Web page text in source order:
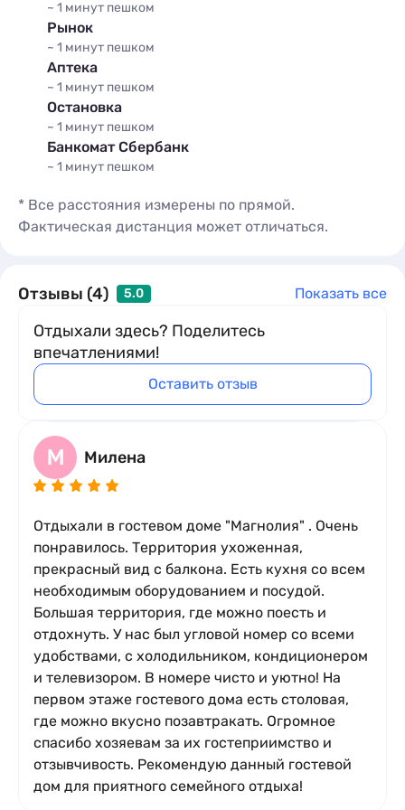
~ 1 минут пешком
Рынок
~ 1 минут пешком
Аптека
~ 1 минут пешком
Остановка
~ 1 минут пешком
Банкомат Сбербанк
~ 1 минут пешком
* Все расстояния измерены по прямой.
Фактическая дистанция может отличаться.
Отзывы (4) 5.0 Показать все
Отдыхали здесь? Поделитесь
впечатлениями!
Оставить отзыв
М Милена
Отдыхали в гостевом доме "Магнолия" . Очень
понравилось. Территория ухоженная,
прекрасный вид с балкона. Есть кухня со всем
необходимым оборудованием и посудой.
Большая территория, где можно поесть и
отдохнуть. У нас был угловой номер со всеми
удобствами, с холодильником, кондиционером
и телевизором. В номере чисто и уютно! На
первом этаже гостевого дома есть столовая,
где можно вкусно позавтракать. Огромное
спасибо хозяевам за их гостеприимство и
отзывчивость. Рекомендую данный гостевой
дом для приятного семейного отдыха!